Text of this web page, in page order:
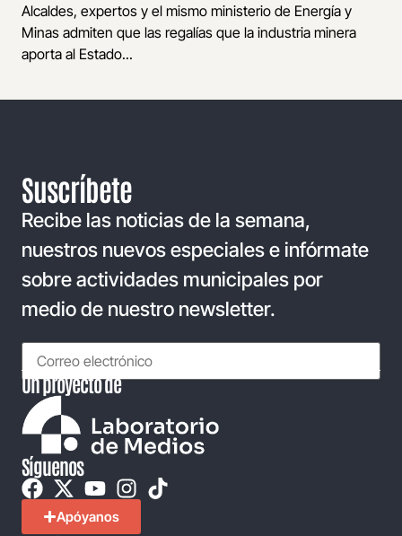
Alcaldes, expertos y el mismo ministerio de Energía y
Minas admiten que las regalías que la industria minera
aporta al Estado...
Suscríbete
Recibe las noticias de la semana,
nuestros nuevos especiales e infórmate
sobre actividades municipales por
medio de nuestro newsletter.
Un proyecto de
Síguenos
Apóyanos